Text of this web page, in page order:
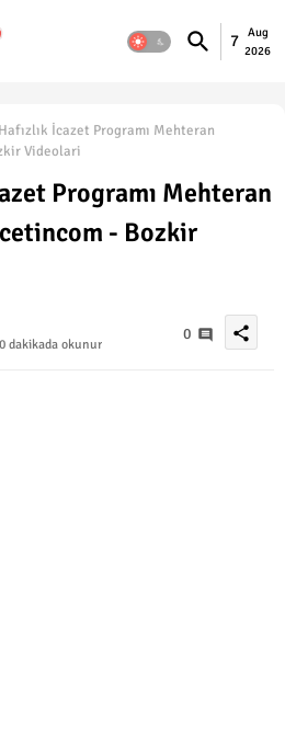
7
Aug
2026
İcazet Programı Mehteran
Videolari
Programı Mehteran
- Bozkir
0 dakikada okunur
0 share